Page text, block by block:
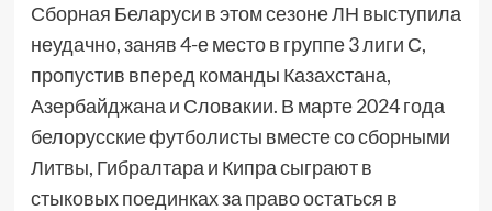
Сборная Беларуси в этом сезоне ЛН выступила
неудачно, заняв 4-е место в группе 3 лиги С,
пропустив вперед команды Казахстана,
Азербайджана и Словакии. В марте 2024 года
белорусские футболисты вместе со сборными
Литвы, Гибралтара и Кипра сыграют в
стыковых поединках за право остаться в